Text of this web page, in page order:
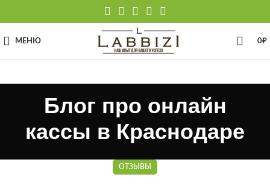
МЕНЮ 0₽
Блог про онлайн
кассы в Краснодаре
ОТЗЫВЫ